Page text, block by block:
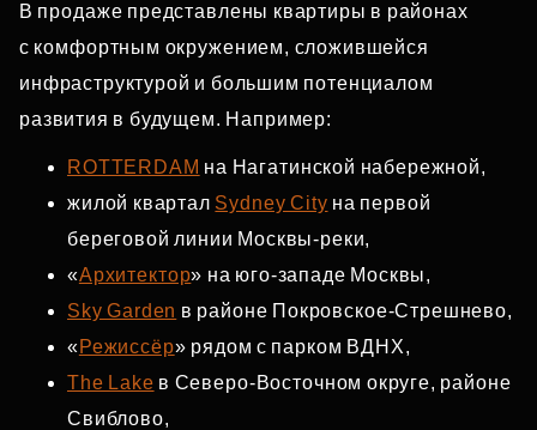
В продаже представлены квартиры в районах
с комфортным окружением, сложившейся
инфраструктурой и большим потенциалом
развития в будущем. Например:
ROTTERDAM на Нагатинской набережной,
жилой квартал Sydney City на первой
береговой линии Москвы‑реки,
«Архитектор» на юго‑западе Москвы,
Sky Garden в районе Покровское‑Стрешнево,
«Режиссёр» рядом с парком ВДНХ,
The Lake в Северо‑Восточном округе, районе
Свиблово,